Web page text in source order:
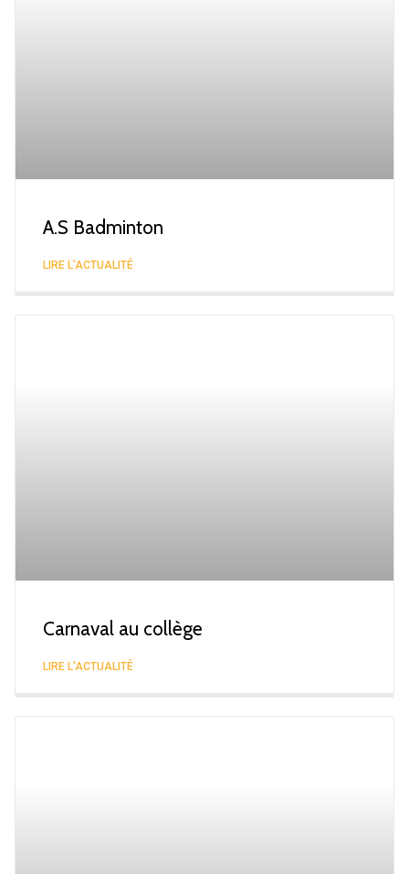
A.S Badminton
LIRE L'ACTUALITÉ
Carnaval au collège
LIRE L'ACTUALITÉ